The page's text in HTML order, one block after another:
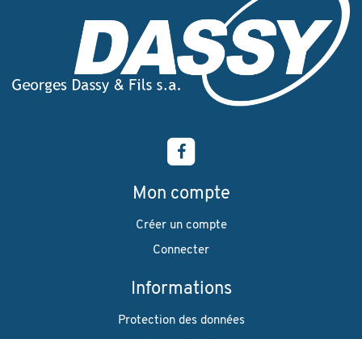
Mon compte
Créer un compte
Connecter
Informations
Protection des données